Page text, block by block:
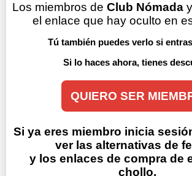
Los miembros de Club Nómada
el enlace que hay oculto en
Tú también puedes verlo si
Si lo haces ahora, tienes
QUIERO SER
Si ya eres miembro inicia
ver las alternativas de
y los enlaces de compra de
chollo.